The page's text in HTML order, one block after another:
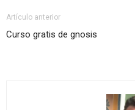
Artículo anterior
Curso gratis de gnosis